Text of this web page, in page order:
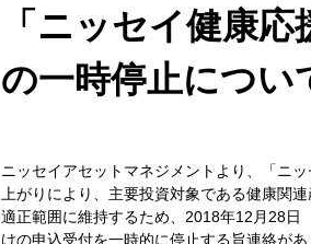
「ニッセイ健康
の一時停止につい
ニッセイアセットマネジメントより、「ニ
上がりにより、主要投資対象である健康関
適正範囲に維持するため、2018年12月28日
けの申込受付を一時的に停止する旨連絡が